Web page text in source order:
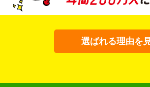
選ばれる理由を